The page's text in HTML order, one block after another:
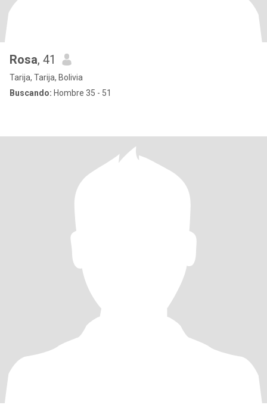
Rosa, 41
Tarija, Tarija, Bolivia
Buscando: Hombre 35 - 51